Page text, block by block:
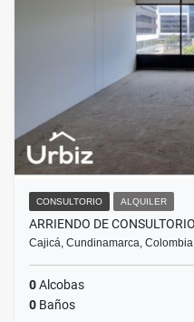
CONSULTORIO ALQUILER
ARRIENDO DE
Cajicá, Cundinamarca, Colombia
0Alcobas
0 Baños